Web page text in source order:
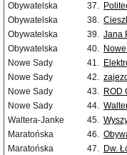
Obywatelska
37.
Obywatelska
38.
Obywatelska
39. Jana
Obywatelska
40.
Nowe Sady
41.
Nowe Sady
42.
Nowe Sady
43. ROD
Nowe Sady
44.
Waltera-Janke
45.
Maratońska
46.
Maratońska
47. Dw.